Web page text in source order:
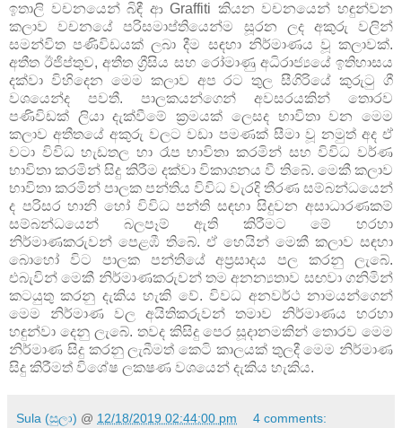
ඉතාලි වචනයෙන් බිඳී ආ Graffiti කියන වචනයෙන් හඳුන්වන
කලාව වචනයේ පරිසමාප්තියෙන්ම සූරන ලද අකුරු වලින්
සමන්විත පණිවිඩයක් ලබා දීම සඳහා නිර්මාණය වූ කලාවක්.
අතීත ඊජිප්තුව, අතීත ග්‍රීසිය සහ රෝමාණු අධිරාජ්‍යයේ ඉතිහාසය
දක්වා විහිදෙන මෙම කලාව අප රට තුල සීගිරියේ කුරුටු ගී
වශයෙන්ද පවතී. පාලකයන්ගෙන් අවසරයකින් තොරව
පණිවිඩක් ලියා දැක්වීමේ ක්‍රමයක් ලෙසද භාවිතා වන මෙම
කලාව අතීතයේ අකුරු වලට වඩා පමණක් සීමා වූ නමුත් අද ඒ
වටා විවිධ හැඩතල හා රෑප භාවිතා කරමින් සහ විවිධ වර්ණ
භාවිතා කරමින් සිදු කිරීම දක්වා විකාශනය වී තිබේ. මෙකී කලාව
භාවිතා කරමින් පාලක පන්තිය විවිධ වැරදි තීරණ සම්බන්ධයෙන්
ද පරිසර හානි හෝ විවිධ පන්ති සඳහා සිදුවන අසාධාරණකම්
සම්බන්ධයෙන් බලපෑම් ඇති කිරීමට මේ හරහා
නිර්මාණකරුවන් පෙළඹී තිබේ. ඒ හෙයින් මෙකී කලාව සඳහා
බොහෝ විට පාලක පන්තියේ අප්‍රසාදය පල කරනු ලැබේ.
එබැවින් මෙකී නිර්මාණකරුවන් තම අනන්‍යතාව සඟවා ගනිමින්
කටයුතු කරනු දැකිය හැකි වේ. විවධ අනවර්ථ නාමයන්ගෙන්
මෙම නිර්මාණ වල අයිතිකරුවන් තමාව නිර්මාණය හරහා
හඳුන්වා දෙනු ලැබේ. තවද කිසිදු පෙර සූදානමකින් තොරව මෙම
නිර්මාණ සිදු කරනු ලැබීමත් කෙටි කාලයක් තුලදී මෙම නිර්මාණ
සිදු කිරීමත් විශේෂ ලක‍ෂණ වශයෙන් දැකිය හැකිය.
Sula (සුලා) @ 12/18/2019 02:44:00 pm 4 comments: